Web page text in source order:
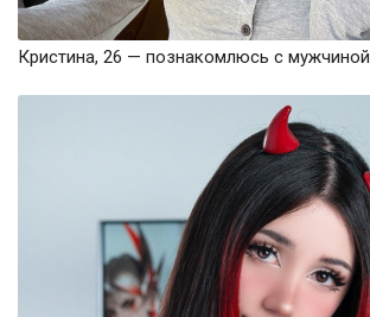
Кристина, 26 — познакомлюсь с мужчиной